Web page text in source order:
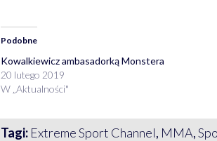
Podobne
Kowalkiewicz ambasadorką Monstera
20 lutego 2019
W „Aktualności"
Tagi: Extreme Sport Channel, MMA,